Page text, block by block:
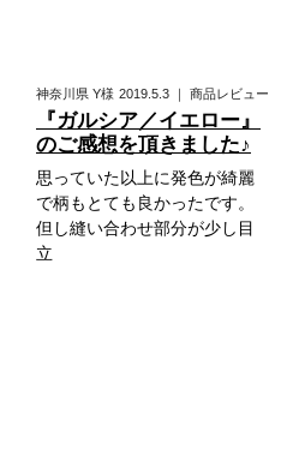
神奈川県 Y様 2019.5.3 ｜ 商品レビュー
『ガルシア／イエロー』
のご感想を頂きました♪
思っていた以上に発色が綺麗
で柄もとても良かったです。
但し縫い合わせ部分が少し目
立